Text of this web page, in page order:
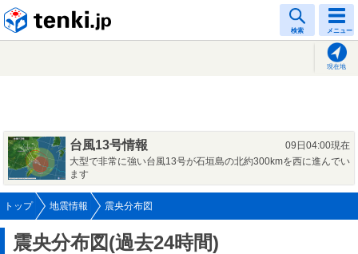
検索 メニュー
現在地
台風13号情報
09日04:00現在
大型で非常に強い台風13号が石垣島の北約300kmを西に進んでい
ます
トップ 地震情報 震央分布図
震央分布図(過去24時間)